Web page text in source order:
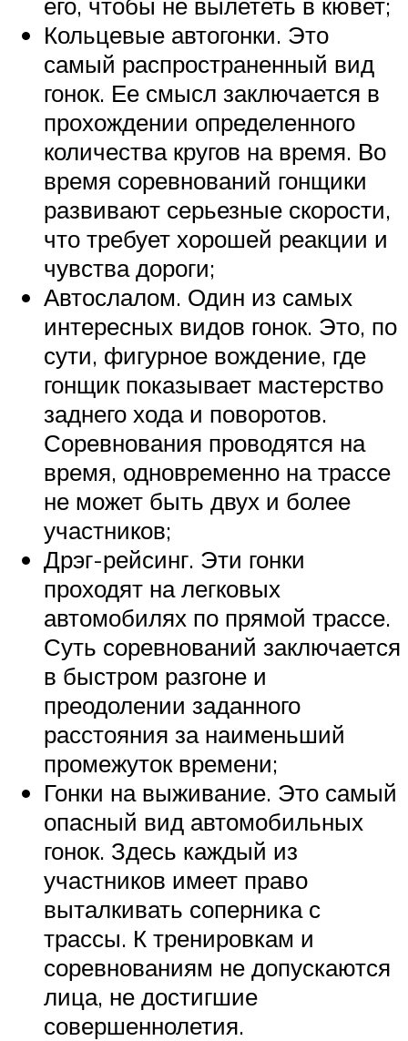
Кольцевые автогонки. Это
самый распространенный вид
гонок. Ее смысл заключается в
прохождении определенного
количества кругов на время. Во
время соревнований гонщики
развивают серьезные скорости,
что требует хорошей реакции и
чувства дороги;
Автослалом. Один из самых
интересных видов гонок. Это, по
сути, фигурное вождение, где
гонщик показывает мастерство
заднего хода и поворотов.
Соревнования проводятся на
время, одновременно на трассе
не может быть двух и более
участников;
Дрэг-рейсинг. Эти гонки
проходят на легковых
автомобилях по прямой трассе.
Суть соревнований заключается
в быстром разгоне и
преодолении заданного
расстояния за наименьший
промежуток времени;
Гонки на выживание. Это самый
опасный вид автомобильных
гонок. Здесь каждый из
участников имеет право
выталкивать соперника с
трассы. К тренировкам и
соревнованиям не допускаются
лица, не достигшие
совершеннолетия.